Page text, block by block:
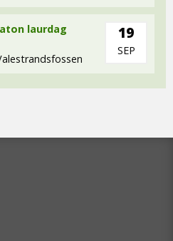
laurdag
19
SEP